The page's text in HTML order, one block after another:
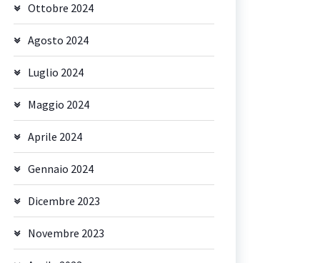
Ottobre 2024
Agosto 2024
Luglio 2024
Maggio 2024
Aprile 2024
Gennaio 2024
Dicembre 2023
Novembre 2023